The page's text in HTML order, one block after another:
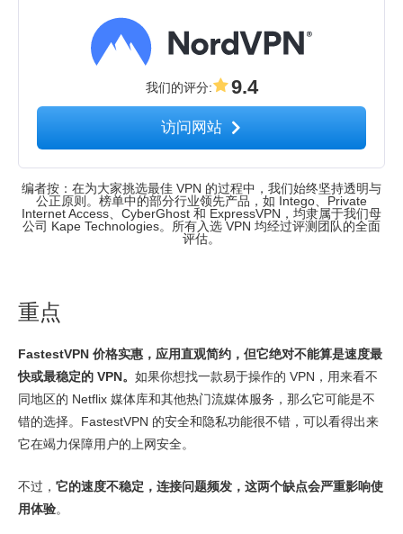
我们的评分: 9.4
访问网站
编者按：在为大家挑选最佳 VPN 的过程中，我们始终坚持透明与
公正原则。榜单中的部分行业领先产品，如 Intego、Private
Internet Access、CyberGhost 和 ExpressVPN，均隶属于我们母
公司 Kape Technologies。所有入选 VPN 均经过评测团队的全面
评估。
重点
FastestVPN 价格实惠，应用直观简约，但它绝对不能算是速度最
快或最稳定的 VPN。 如果你想找一款易于操作的 VPN，用来看不
同地区的 Netflix 媒体库和其他热门流媒体服务，那么它可能是不
错的选择。FastestVPN 的安全和隐私功能很不错，可以看得出来
它在竭力保障用户的上网安全。
不过， 它的速度不稳定，连接问题频发，这两个缺点会严重影响使
用体验。